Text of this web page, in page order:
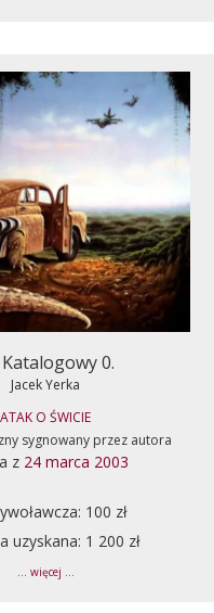
0.
Jacek Yerka
ATAK O ŚWICIE
sygnowany przez autora
z 24 marca 2003
100 zł
uzyskana: 1 200 zł
... więcej ...